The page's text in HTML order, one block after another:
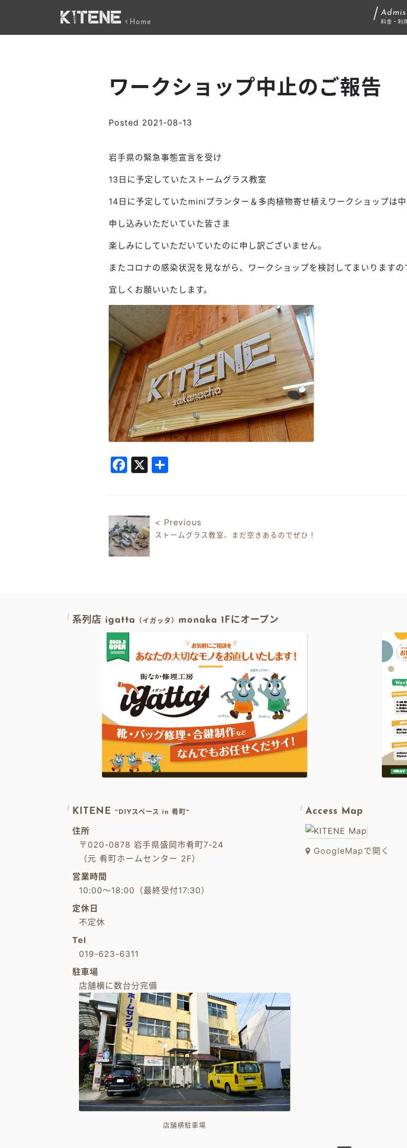
Home 料金・利
ワークショップ中止のご報告
Posted 2021-08-13
岩手県の緊急事態宣言を受け
13日に予定していたストームグラス教室
14日に予定していたminiプランター＆多肉植物寄せ植えワークショップは中
申し込みいただいていた皆さま
楽しみにしていただいていたのに申し訳ございません。
またコロナの感染状況を見ながら、ワークショップを検討してまいりますの
宜しくお願いいたします。
Facebook
X
投稿ナビゲーション
< Previous
ストームグラス教室、まだ空きあるのでぜひ！
系列店 igatta （イガッタ） monaka 1Fにオープン
KITENE ~DIYスペース in 肴町~
住所
〒020-0878 岩手県盛岡市肴町7-24
（元 肴町ホームセンター 2F）
営業時間
10:00～18:00（最終受付17:30）
定休日
不定休
Tel
019-623-6311
駐車場
店舗横に数台分完備
店舗横駐車場
Access Map
GoogleMapで開く